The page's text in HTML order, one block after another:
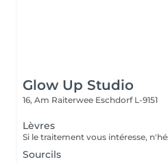
Glow Up Studio
16, Am Raiterwee Eschdorf L-9151
Lèvres
Sourcils